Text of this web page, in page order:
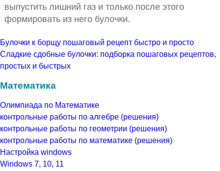
выпустить лишний газ и только после этого
формировать из него булочки.
Булочки к борщу пошаговый рецепт быстро и просто
Сладкие сдобные булочки: подборка пошаговых рецептов,
простых и быстрых
Математика
Олимпиада по Математике
контрольные работы по алгебре (решения)
контрольные работы по геометрии (решения)
контрольные работы по математике (решения)
Настройка windows
Windows 7, 10, 11